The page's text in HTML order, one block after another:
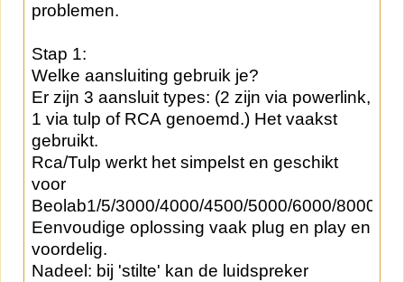
problemen.
Stap 1:
Welke aansluiting gebruik je?
Er zijn 3 aansluit types: (2 zijn via powerlink,
1 via tulp of RCA genoemd.) Het vaakst
gebruikt.
Rca/Tulp werkt het simpelst en geschikt
voor
Beolab1/5/3000/4000/4500/5000/6000/8000/
Eenvoudige oplossing vaak plug en play en
voordelig.
Nadeel: bij 'stilte' kan de luidspreker